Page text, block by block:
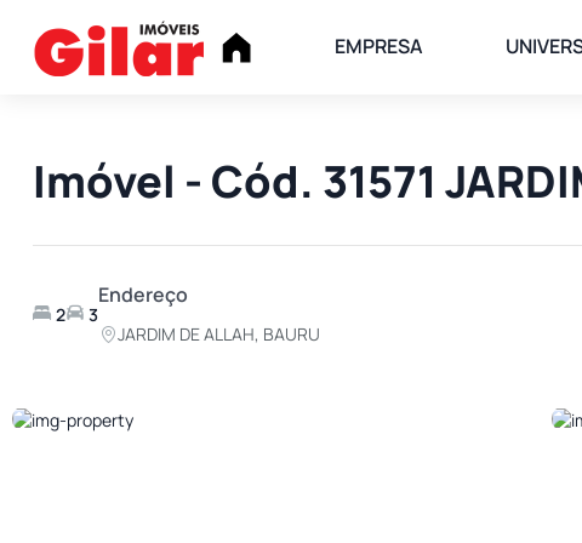
EMPRESA
Imóvel - Cód. 31571
2 3
Endereço
JARDIM DE ALLAH, BAURU